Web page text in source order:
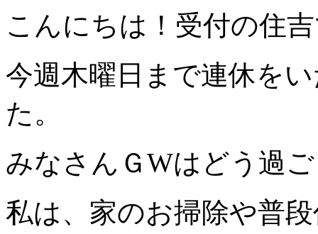
こんにちは！受付の住
今週木曜日まで連休を
た。
みなさんＧWはどう過
私は、家のお掃除や普